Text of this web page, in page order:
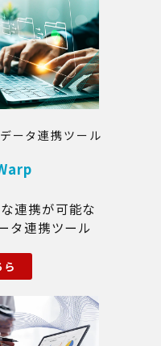
ータ連携ツール
連携が可能な
タ連携ツール